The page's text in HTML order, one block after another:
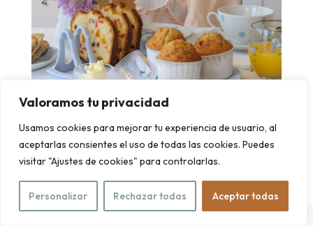
Valoramos tu privacidad
Usamos cookies para mejorar tu experiencia de usuario, al
aceptarlas consientes el uso de todas las cookies. Puedes
visitar "Ajustes de cookies" para controlarlas.
Personalizar Rechazar todas Aceptar todas
tan bonito